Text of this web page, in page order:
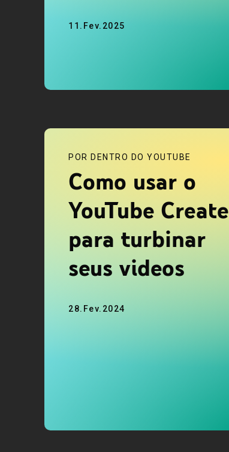
11.Fev.2025
POR DENTRO DO YOUTUBE
Como usar o
YouTube Create
para turbinar
seus videos
28.Fev.2024